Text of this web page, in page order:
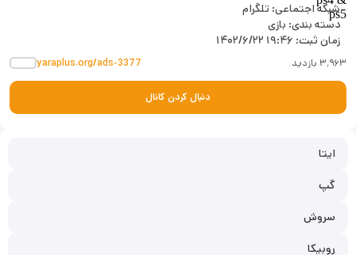
شبکه اجتماعی: تلگرام
دسته بندی: بازی
زمان ثبت: ۱۴۰۲/۶/۲۲ ۱۹:۴۶
۳٬۹۶۳ بازدید yaraplus.org/ads-3377
دنبال کردن کانال
ایتا
گپ
سروش
روبیکا